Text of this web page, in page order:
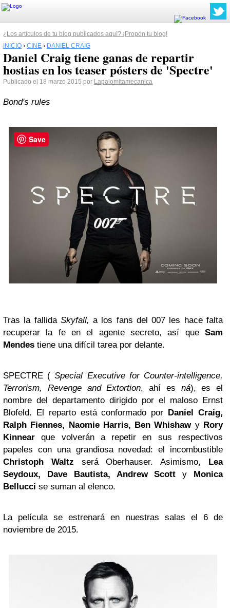
¿Los artículos de tu blog publicados aquí? ¡Propón tu blog!
INICIO › CINE › DANIEL CRAIG
Daniel Craig tiene ganas de repartir
hostias en los teaser pósters de 'Spectre'
Publicado el 18 marzo 2015 por Lapalomitamecanica
Bond's rules
Tras la fallida Skyfall,a los fans del 007 les hace falta
recuperar la fe en el agente secreto, así que Sam
Mendes tiene una difícil tarea por delante.
SPECTRE (Special Executive for Counter-intelligence,
Terrorism, Revenge and Extortion, ahí es ná), es el
nombre del departamento dirigido por el maloso Ernst
Blofeld. El reparto está conformado por Daniel Craig,
Ralph Fiennes, Naomie Harris, Ben Whishaw yRory
Kinnear que volverán a repetir en sus respectivos
papeles con una grandiosa novedad: el incombustible
Christoph Waltz será Oberhauser. Asimismo, Lea
Seydoux, Dave Bautista, Andrew Scotty Monica
Bellucci se suman al elenco.
La película se estrenará en nuestras salas el 6 de
noviembre de 2015.
Save